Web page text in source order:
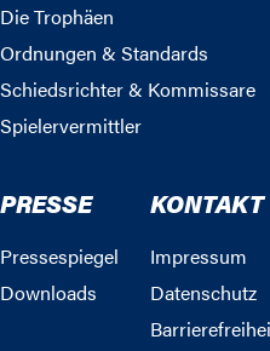
Die Trophäen
Ordnungen & Standards
Schiedsrichter & Kommissare
Spielervermittler
PRESSE
Pressespiegel
Downloads
KONTAKT
Impressum
Datenschutz